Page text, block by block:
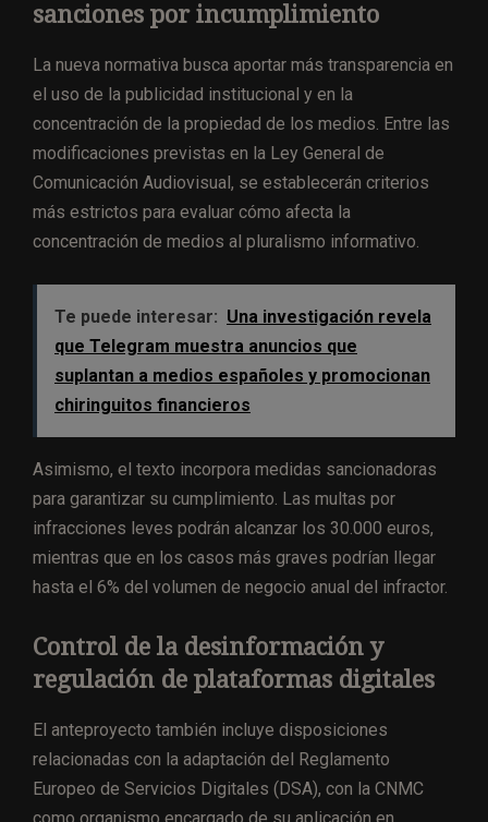
sanciones por incumplimiento
La nueva normativa busca aportar más transparencia en
el uso de la publicidad institucional y en la
concentración de la propiedad de los medios. Entre las
modificaciones previstas en la Ley General de
Comunicación Audiovisual, se establecerán criterios
más estrictos para evaluar cómo afecta la
concentración de medios al pluralismo informativo.
Te puede interesar: Una investigación revela
que Telegram muestra anuncios que
suplantan a medios españoles y promocionan
chiringuitos financieros
Asimismo, el texto incorpora medidas sancionadoras
para garantizar su cumplimiento. Las multas por
infracciones leves podrán alcanzar los 30.000 euros,
mientras que en los casos más graves podrían llegar
hasta el 6% del volumen de negocio anual del infractor.
Control de la desinformación y
regulación de plataformas digitales
El anteproyecto también incluye disposiciones
relacionadas con la adaptación del Reglamento
Europeo de Servicios Digitales (DSA), con la CNMC